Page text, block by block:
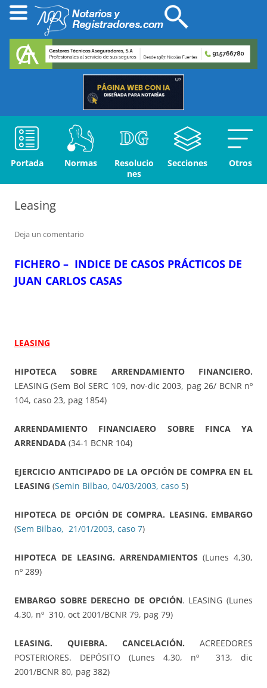
Portada Normas
Resolucio
nes
Secciones Otros
Leasing
Deja un comentario
FICHERO – INDICE DE CASOS PRÁCTICOS DE
JUAN CARLOS CASAS
LEASING
HIPOTECA SOBRE ARRENDAMIENTO FINANCIERO.
LEASING (Sem Bol SERC 109, nov-dic 2003, pag 26/ BCNR nº
104, caso 23, pag 1854)
ARRENDAMIENTO FINANCIAERO SOBRE FINCA YA
ARRENDADA (34-1 BCNR 104)
EJERCICIO ANTICIPADO DE LA OPCIÓN DE COMPRA EN EL
LEASING (Semin Bilbao, 04/03/2003, caso 5)
HIPOTECA DE OPCIÓN DE COMPRA. LEASING. EMBARGO
(Sem Bilbao, 21/01/2003, caso 7)
HIPOTECA DE LEASING. ARRENDAMIENTOS (Lunes 4,30,
nº 289)
EMBARGO SOBRE DERECHO DE OPCIÓN. LEASING (Lunes
4,30, nº 310, oct 2001/BCNR 79, pag 79)
LEASING. QUIEBRA. CANCELACIÓN. ACREEDORES
POSTERIORES. DEPÓSITO (Lunes 4,30, nº 313, dic
2001/BCNR 80, pag 382)